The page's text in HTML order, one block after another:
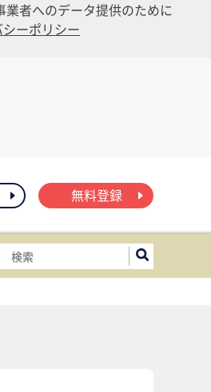
者へのデータ提供のために
ーポリシー
無料登録